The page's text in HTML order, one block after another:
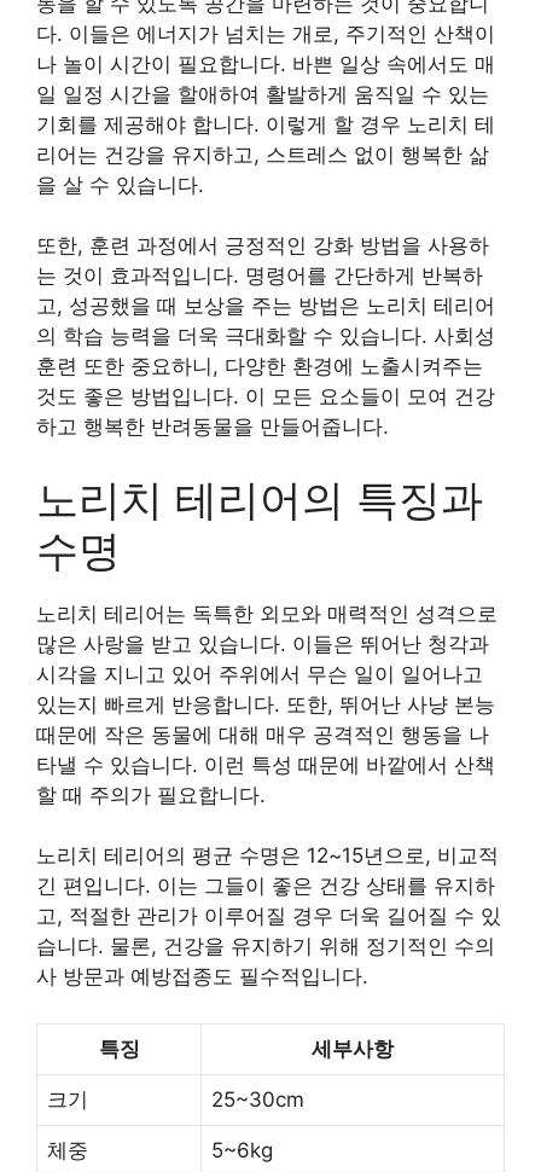
다. 이들은 에너지가 넘치는 개로, 주기적인 산책이
나 놀이 시간이 필요합니다. 바쁜 일상 속에서도 매
일 일정 시간을 할애하여 활발하게 움직일 수 있는
기회를 제공해야 합니다. 이렇게 할 경우 노리치 테
리어는 건강을 유지하고, 스트레스 없이 행복한 삶
을 살 수 있습니다.
또한, 훈련 과정에서 긍정적인 강화 방법을 사용하
는 것이 효과적입니다. 명령어를 간단하게 반복하
고, 성공했을 때 보상을 주는 방법은 노리치 테리어
의 학습 능력을 더욱 극대화할 수 있습니다. 사회성
훈련 또한 중요하니, 다양한 환경에 노출시켜주는
것도 좋은 방법입니다. 이 모든 요소들이 모여 건강
하고 행복한 반려동물을 만들어줍니다.
노리치 테리어의 특징과
수명
노리치 테리어는 독특한 외모와 매력적인 성격으로
많은 사랑을 받고 있습니다. 이들은 뛰어난 청각과
시각을 지니고 있어 주위에서 무슨 일이 일어나고
있는지 빠르게 반응합니다. 또한, 뛰어난 사냥 본능
때문에 작은 동물에 대해 매우 공격적인 행동을 나
타낼 수 있습니다. 이런 특성 때문에 바깥에서 산책
할 때 주의가 필요합니다.
노리치 테리어의 평균 수명은 12~15년으로, 비교적
긴 편입니다. 이는 그들이 좋은 건강 상태를 유지하
고, 적절한 관리가 이루어질 경우 더욱 길어질 수 있
습니다. 물론, 건강을 유지하기 위해 정기적인 수의
사 방문과 예방접종도 필수적입니다.
특징 세부사항
크기 25~30cm
체중 5~6kg